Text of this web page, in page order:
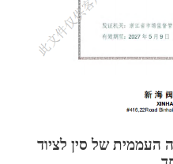
העממית של סין לציוד